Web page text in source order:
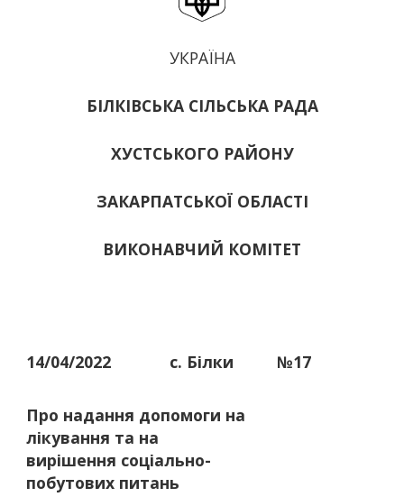
УКРАЇНА
БІЛКІВСЬКА СІЛЬСЬКА РАДА
ХУСТСЬКОГО РАЙОНУ
ЗАКАРПАТСЬКОЇ ОБЛАСТІ
ВИКОНАВЧИЙ КОМІТЕТ
14/04/2022 с. Білки №17
Про надання допомоги на
лікування та на
вирішення соціально-
побутових питань